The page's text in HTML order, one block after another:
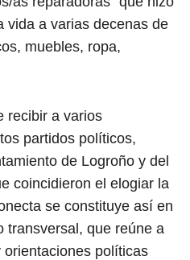
vida a varias decenas de
muebles, ropa,
recibir a varios
partidos políticos,
de Logroño y del
coincidieron el elogiar la
se constituye así en
transversal, que reúne a
políticas